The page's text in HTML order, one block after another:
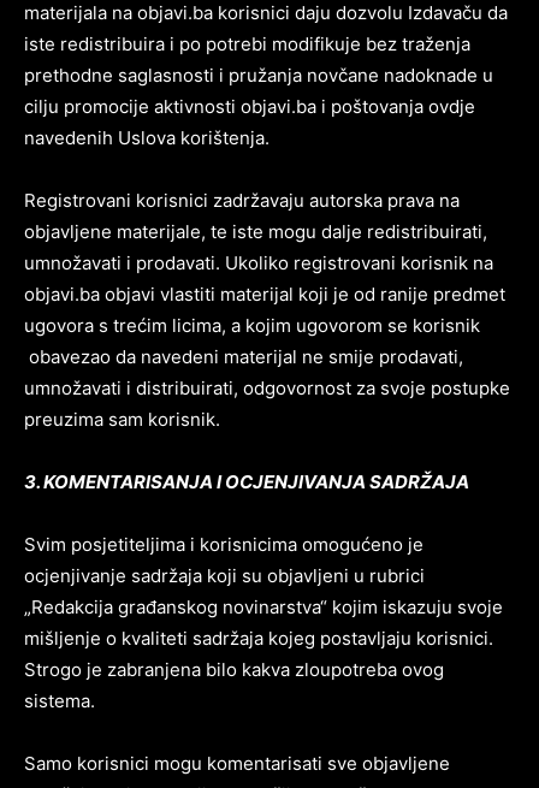
Pusti priču da živi!
Pusti priču da živi!
materijala na objavi.ba korisnici daju dozvolu Izdavaču da
iste redistribuira i po potrebi modifikuje bez traženja
prethodne saglasnosti i pružanja novčane nadoknade u
cilju promocije aktivnosti objavi.ba i poštovanja ovdje
navedenih Uslova korištenja.
Registrovani korisnici zadržavaju autorska prava na
objavljene materijale, te iste mogu dalje redistribuirati,
umnožavati i prodavati. Ukoliko registrovani korisnik na
objavi.ba objavi vlastiti materijal koji je od ranije predmet
ugovora s trećim licima, a kojim ugovorom se korisnik
obavezao da navedeni materijal ne smije prodavati,
umnožavati i distribuirati, odgovornost za svoje postupke
preuzima sam korisnik.
3. KOMENTARISANJA I OCJENJIVANJA SADRŽAJA
Svim posjetiteljima i korisnicima omogućeno je
ocjenjivanje sadržaja koji su objavljeni u rubrici
„Redakcija građanskog novinarstva“ kojim iskazuju svoje
mišljenje o kvaliteti sadržaja kojeg postavljaju korisnici.
Strogo je zabranjena bilo kakva zloupotreba ovog
sistema.
Samo korisnici mogu komentarisati sve objavljene